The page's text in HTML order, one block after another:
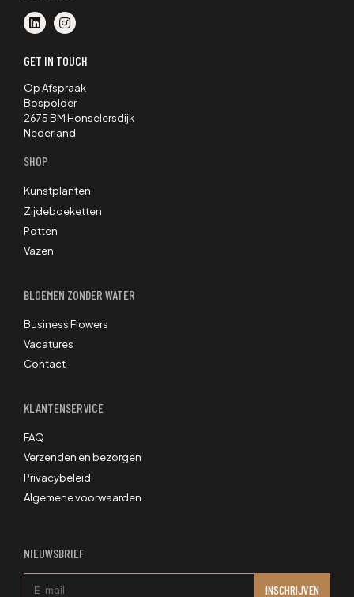
GET IN TOUCH
Op Afspraak
Bospolder
2675 BM Honselersdijk
Nederland
SHOP
Kunstplanten
Zijdeboeketten
Potten
Vazen
BLOEMEN ZONDER WATER
Business Flowers
Vacatures
Contact
KLANTENSERVICE
FAQ
Verzenden en bezorgen
Privacybeleid
Algemene voorwaarden
NIEUWSBRIEF